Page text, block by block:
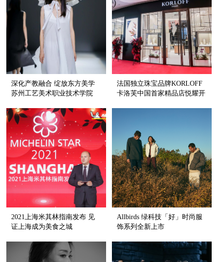
深化产教融合 绽放东方美学
苏州工艺美术职业技术学院
相中国国际时装周
法国独立珠宝品牌KORLOFF
卡洛芙中国首家精品店悦耀开
2021上海米其林指南发布 见
证上海成为美食之城
Allbirds 绿科技「好」时尚服
饰系列全新上市